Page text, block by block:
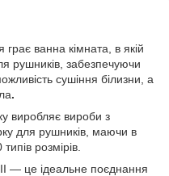
ванна кімната, в якій
рушників, забезпечуючи
сушіння білизни, а
.
виробляє вироби з
для рушників, маючи в
розмірів.
— це ідеальне поєднання